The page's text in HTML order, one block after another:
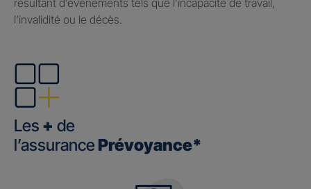
résultant d’événements tels que l’incapacité de travail,
l’invalidité ou le décès.
Les + de
l’assurance Prévoyance*